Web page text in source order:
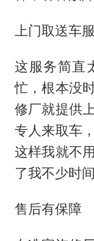
上门取送车
这服务简直
忙，根本没
修厂就提供
专人来取车
这样我就不
了我不少时
售后有保障